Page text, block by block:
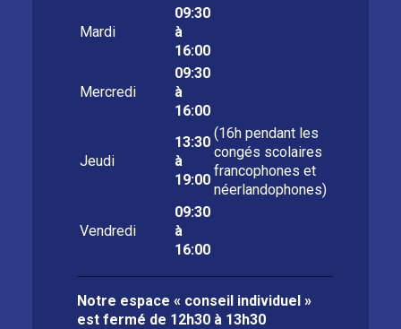
Mardi
09:30
à
16:00
Mercredi
09:30
à
16:00
Jeudi
13:30
à
19:00
(16h pendant les
congés scolaires
francophones et
néerlandophones)
Vendredi
09:30
à
16:00
Notre espace « conseil individuel »
est fermé de 12h30 à 13h30